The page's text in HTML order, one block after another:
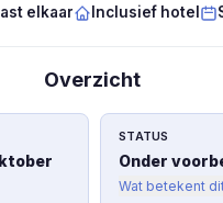
elkaar
Inclusief hotel
Overzicht
STATUS
Onder
Wat betekent